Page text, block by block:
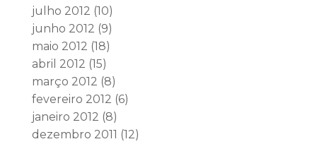
julho 2012 (10)
junho 2012 (9)
maio 2012 (18)
abril 2012 (15)
março 2012 (8)
fevereiro 2012 (6)
janeiro 2012 (8)
dezembro 2011 (12)